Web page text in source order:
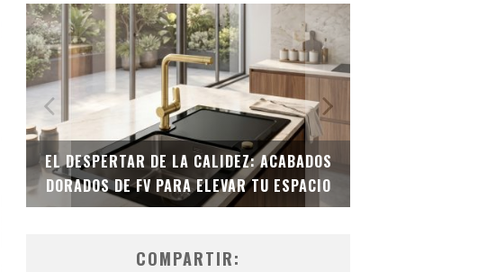
EL DESPERTAR DE LA CALIDEZ: ACABADOS
DORADOS DE FV PARA ELEVAR TU ESPACIO
COMPARTIR: